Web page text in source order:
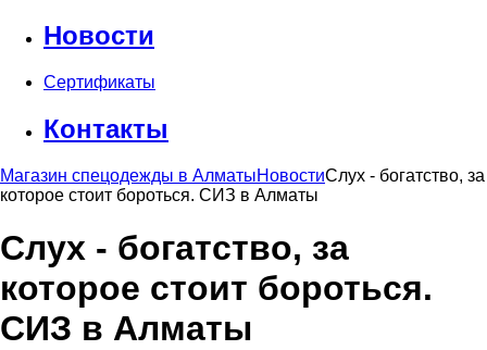
Новости
Сертификаты
Контакты
Магазин спецодежды в АлматыНовостиСлух - богатство, за
которое стоит бороться. СИЗ в Алматы
Слух - богатство, за
которое стоит бороться.
СИЗ в Алматы